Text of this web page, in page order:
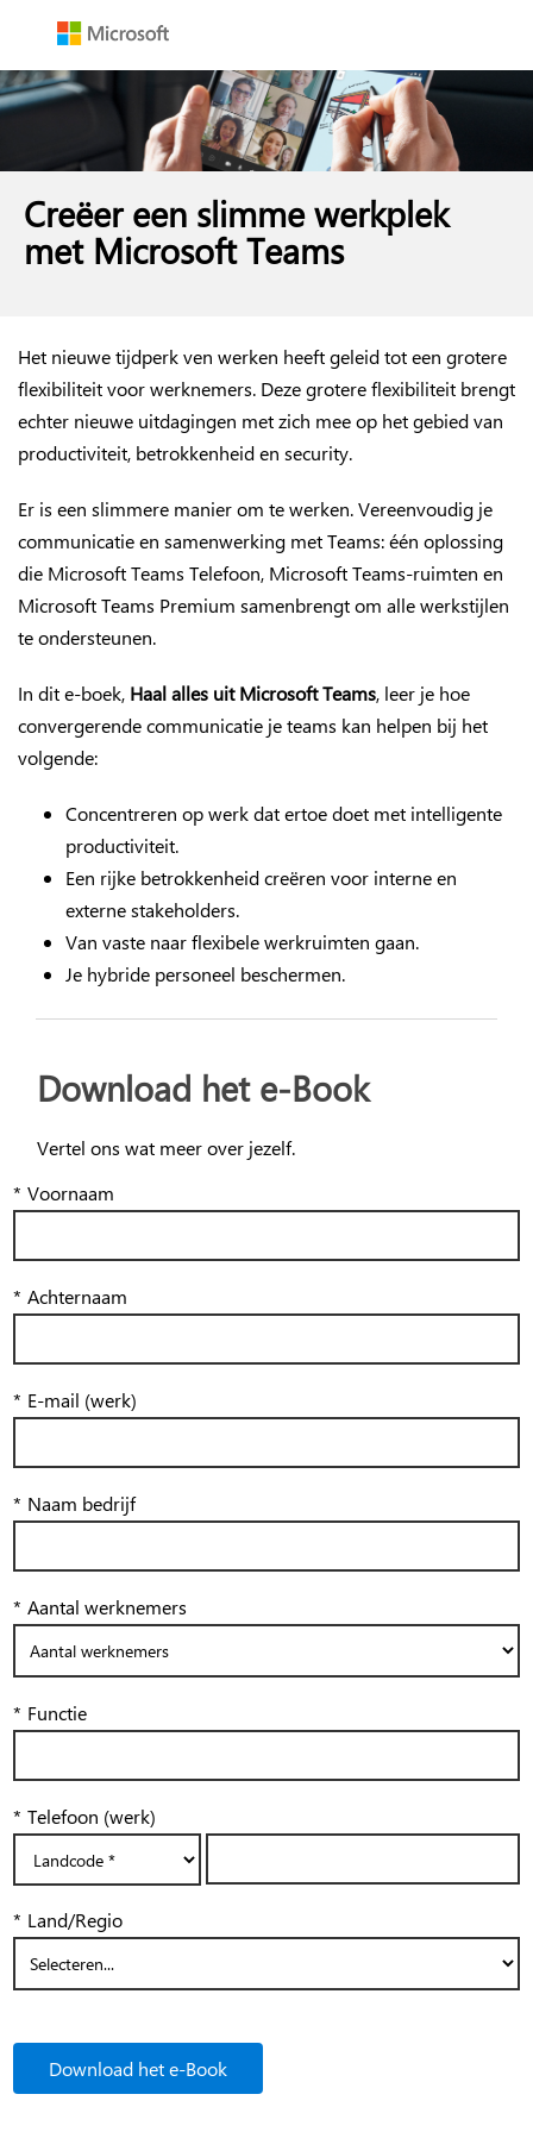
Creëer een slimme werkplek
met Microsoft Teams
Het nieuwe tijdperk ven werken heeft geleid tot een grotere
flexibiliteit voor werknemers. Deze grotere flexibiliteit brengt
echter nieuwe uitdagingen met zich mee op het gebied van
productiviteit, betrokkenheid en security.
Er is een slimmere manier om te werken. Vereenvoudig je
communicatie en samenwerking met Teams: één oplossing
die Microsoft Teams Telefoon, Microsoft Teams-ruimten en
Microsoft Teams Premium samenbrengt om alle werkstijlen
te ondersteunen.
In dit e-boek, Haal alles uit Microsoft Teams, leer je hoe
convergerende communicatie je teams kan helpen bij het
volgende:
Concentreren op werk dat ertoe doet met intelligente
productiviteit.
Een rijke betrokkenheid creëren voor interne en
externe stakeholders.
Van vaste naar flexibele werkruimten gaan.
Je hybride personeel beschermen.
Download het e-Book
Vertel ons wat meer over jezelf.
* Voornaam
* Achternaam
* E-mail (werk)
* Naam bedrijf
* Aantal werknemers
* Functie
* Telefoon (werk)
* Land/Regio
Download het e-Book